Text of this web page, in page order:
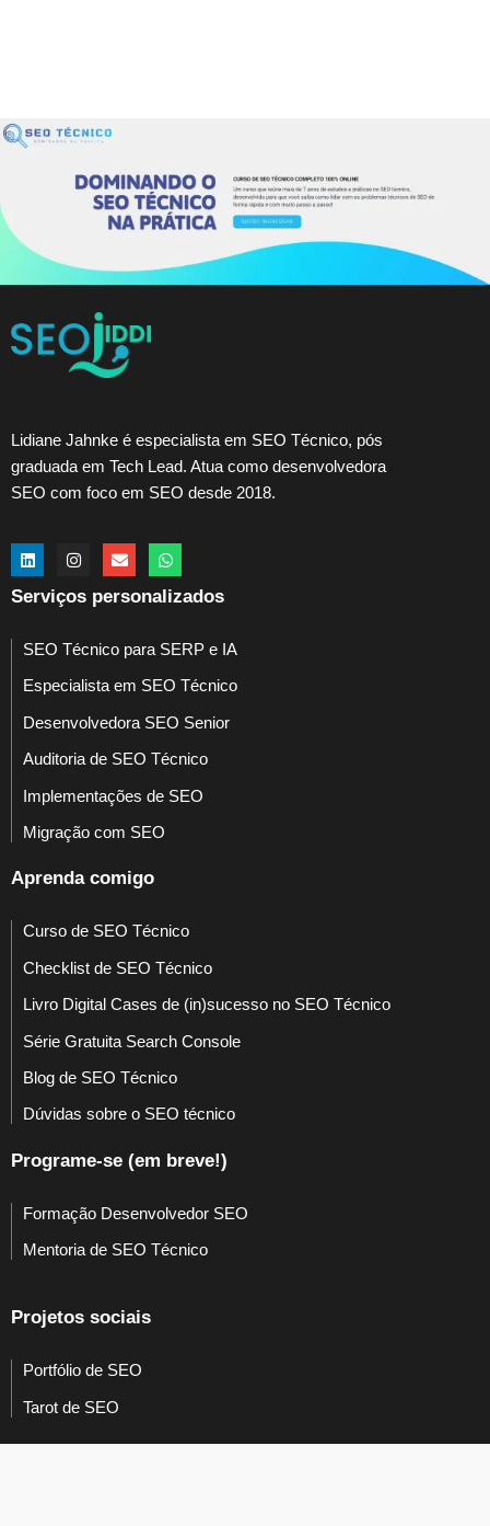
Lidiane Jahnke é especialista em SEO Técnico, pós
graduada em Tech Lead. Atua como desenvolvedora
SEO com foco em SEO desde 2018.
Serviços personalizados
SEO Técnico para SERP e IA
Especialista em SEO Técnico
Desenvolvedora SEO Senior
Auditoria de SEO Técnico
Implementações de SEO
Migração com SEO
Aprenda comigo
Curso de SEO Técnico
Checklist de SEO Técnico
Livro Digital Cases de (in)sucesso no SEO Técnico
Série Gratuita Search Console
Blog de SEO Técnico
Dúvidas sobre o SEO técnico
Programe-se (em breve!)
Formação Desenvolvedor SEO
Mentoria de SEO Técnico
Projetos sociais
Portfólio de SEO
Tarot de SEO